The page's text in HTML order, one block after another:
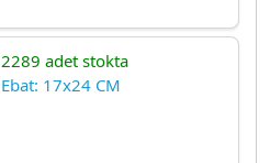
2289 adet stokta
Ebat: 17x24 CM